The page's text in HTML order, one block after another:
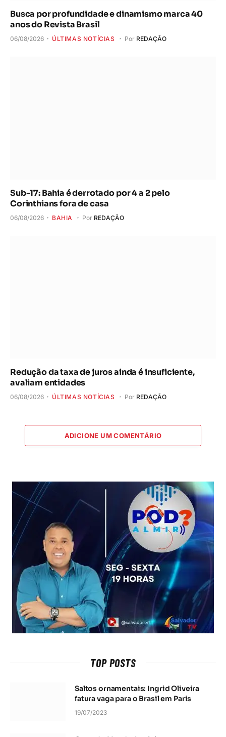
Busca por profundidade e dinamismo marca 40
anos do Revista Brasil
06/08/2026 ÚLTIMAS NOTÍCIAS Por REDAÇÃO
Sub-17: Bahia é derrotado por 4 a 2 pelo
Corinthians fora de casa
06/08/2026 BAHIA Por REDAÇÃO
Redução da taxa de juros ainda é insuficiente,
avaliam entidades
06/08/2026 ÚLTIMAS NOTÍCIAS Por REDAÇÃO
ADICIONE UM COMENTÁRIO
TOP POSTS
Saltos ornamentais: Ingrid Oliveira
fatura vaga para o Brasil em Paris
19/07/2023